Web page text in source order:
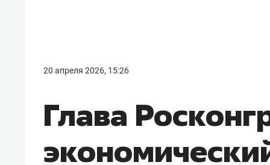
20 апреля 2026, 15:26
Глава правил, бизнес может
потерять минимум